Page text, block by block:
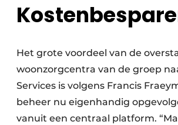
Het grote voordeel van de
woonzorgcentra van de groep
Services is volgens Francis
beheer nu eigenhandig
vanuit een centraal platform.